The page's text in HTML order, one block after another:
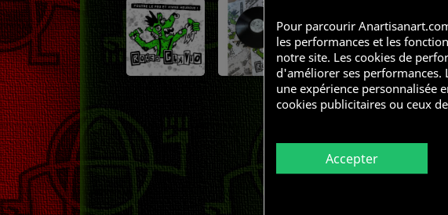
Pour parcourir
les performances et les
notre site. Les cookies de
d'améliorer ses
une expérience personnalisée
cookies publicitaires ou ceux
Accepter